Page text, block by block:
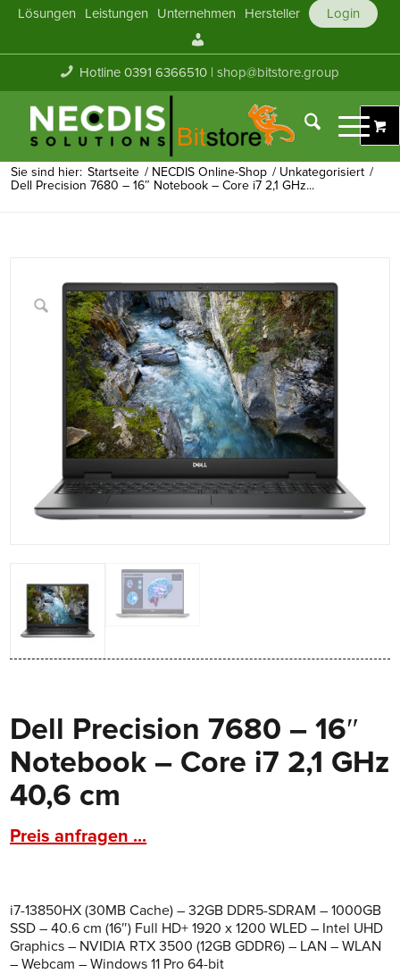
Lösungen Leistungen Unternehmen Hersteller
Login
Konto
Hotline 0391 6366510 |shop@bitstore.group
Sie sind hier: Startseite / NECDIS Online-Shop / Unkategorisiert /
Dell Precision 7680 – 16″ Notebook – Core i7 2,1 GHz...
Dell Precision 7680 – 16″
Notebook – Core i7 2,1 GHz
40,6 cm
Preis anfragen ...
i7-13850HX (30MB Cache) – 32GB DDR5-SDRAM – 1000GB
SSD – 40.6 cm (16″) Full HD+ 1920 x 1200 WLED – Intel UHD
Graphics – NVIDIA RTX 3500 (12GB GDDR6) – LAN – WLAN
– Webcam – Windows 11 Pro 64-bit